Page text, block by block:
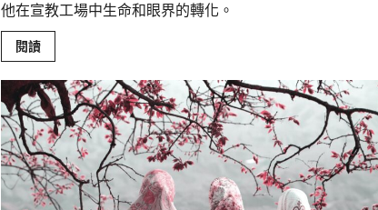
他在宣教工場中生命和眼界的轉化。
閱讀Read
more
宣
教
是
趟
悔
改
的
旅
程